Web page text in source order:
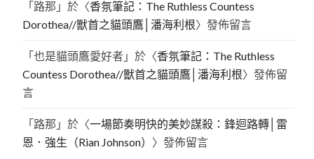
「路那 」於〈香氛筆記：The Ruthless Countess
Dorothea//獸首之貓頭鷹│潘海利根〉發佈留言
「也是貓頭鷹愛好者」於〈香氛筆記：The Ruthless
Countess Dorothea//獸首之貓頭鷹│潘海利根〉發佈留
言
「路那 」於〈一場節奏明快的美妙謀殺：鋒迴路轉│雷
恩．強生（Rian Johnson） 〉發佈留言